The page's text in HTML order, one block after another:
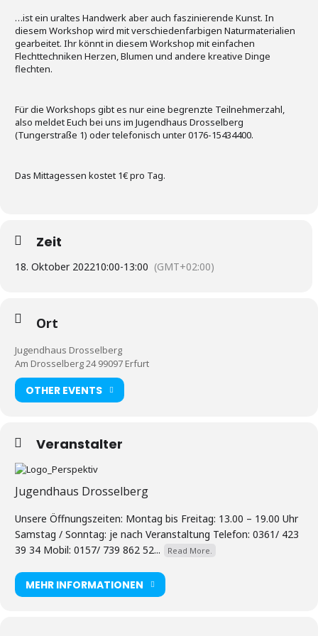
…ist ein uraltes Handwerk aber auch faszinierende Kunst. In
diesem Workshop wird mit verschiedenfarbigen Naturmaterialien
gearbeitet. Ihr könnt in diesem Workshop mit einfachen
Flechttechniken Herzen, Blumen und andere kreative Dinge
flechten.
Für die Workshops gibt es nur eine begrenzte Teilnehmerzahl,
also meldet Euch bei uns im Jugendhaus Drosselberg
(Tungerstraße 1) oder telefonisch unter 0176-15434400.
Das Mittagessen kostet 1€ pro Tag.
Zeit
18. Oktober 202210:00-13:00 (GMT+02:00)
Ort
Jugendhaus Drosselberg
Am Drosselberg 24 99097 Erfurt
OTHER EVENTS
Veranstalter
Jugendhaus Drosselberg
Unsere Öffnungszeiten: Montag bis Freitag: 13.00 – 19.00 Uhr
Samstag / Sonntag: je nach Veranstaltung Telefon: 0361/ 423
39 34 Mobil: 0157/ 739 862 52...
Read More.
MEHR INFORMATIONEN